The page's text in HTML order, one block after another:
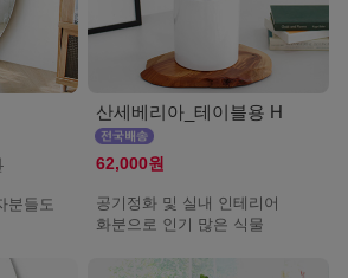
분들도
산세베리아_테이블용 H
62,000원
공기정화 및 실내 인테리어
화분으로 인기 많은 식물